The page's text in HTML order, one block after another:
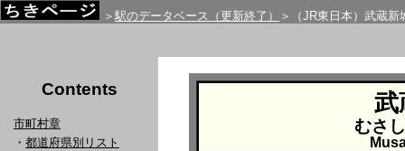
＞ 駅のデータベース（更新終了） ＞（JR東日本）武蔵新
Contents
市町村章
・ 都道府県別リスト
武
むさ